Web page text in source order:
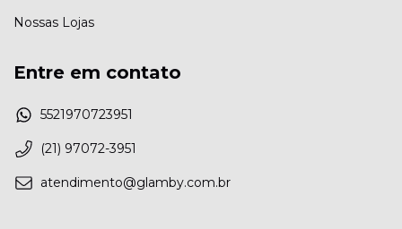
Nossas Lojas
Entre em contato
5521970723951
(21) 97072-3951
atendimento@glamby.com.br